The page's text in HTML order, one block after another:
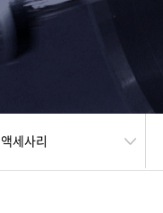
액세사리